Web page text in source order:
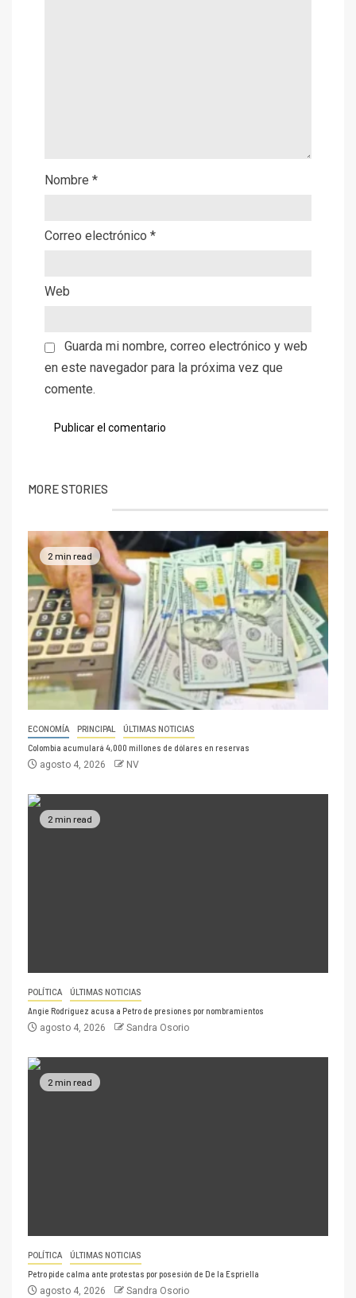
Nombre *
Correo electrónico *
Web
Guarda mi nombre, correo electrónico y web
en este navegador para la próxima vez que
comente.
MORE STORIES
2 min read
ECONOMÍA PRINCIPAL ÚLTIMAS NOTICIAS
Colombia acumulará 4,000 millones de dólares en reservas
agosto 4, 2026 NV
2 min read
POLÍTICA ÚLTIMAS NOTICIAS
Angie Rodríguez acusa a Petro de presiones por nombramientos
agosto 4, 2026 Sandra Osorio
2 min read
POLÍTICA ÚLTIMAS NOTICIAS
Petro pide calma ante protestas por posesión de De la Espriella
agosto 4, 2026 Sandra Osorio